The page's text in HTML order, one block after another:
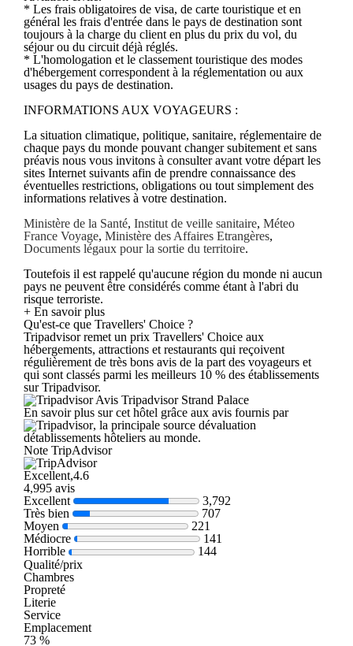
* Les frais obligatoires de visa, de carte touristique et en
général les frais d'entrée dans le pays de destination sont
toujours à la charge du client en plus du prix du vol, du
séjour ou du circuit déjà réglés.
* L'homologation et le classement touristique des modes
d'hébergement correspondent à la réglementation ou aux
usages du pays de destination.
INFORMATIONS AUX VOYAGEURS :
La situation climatique, politique, sanitaire, réglementaire de
chaque pays du monde pouvant changer subitement et sans
préavis nous vous invitons à consulter avant votre départ les
sites Internet suivants afin de prendre connaissance des
éventuelles restrictions, obligations ou tout simplement des
informations relatives à votre destination.
Ministère de la Santé, Institut de veille sanitaire, Méteo
France Voyage, Ministère des Affaires Etrangères,
Documents légaux pour la sortie du territoire.
Toutefois il est rappelé qu'aucune région du monde ni aucun
pays ne peuvent être considérés comme étant à l'abri du
risque terroriste.
+ En savoir plus
Qu'est-ce que Travellers' Choice ?
Tripadvisor remet un prix Travellers' Choice aux
hébergements, attractions et restaurants qui reçoivent
régulièrement de très bons avis de la part des voyageurs et
qui sont classés parmi les meilleurs 10 % des établissements
sur Tripadvisor.
Avis Tripadvisor Strand Palace
En savoir plus sur cet hôtel grâce aux avis fournis par
, la principale source dévaluation
détablissements hôteliers au monde.
Note TripAdvisor
Excellent,4.6
4,995 avis
Excellent
3,792
Très bien
707
Moyen
221
Médiocre
141
Horrible
144
Qualité/prix
Chambres
Propreté
Literie
Service
Emplacement
73 %